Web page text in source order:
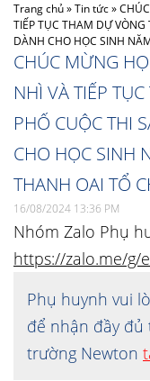
Trang chủ»Tin tức»
TIẾP TỤC THAM DỰ
DÀNH CHO HỌC SINH
CHÚC MỪNG
NHÌ VÀ TIẾP
PHỐ CUỘC THI
CHO HỌC SINH
THANH OAI TỔ
16/08/2024 13:36 PM
Nhóm Zalo Phụ
https://zalo.me/g/
Phụ huynh vui
để nhận đầy đủ
trường Newton